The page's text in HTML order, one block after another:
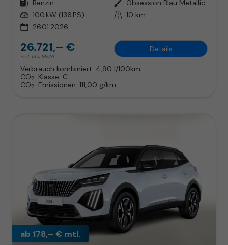
Kraftstoff Benzin Außenfarbe Obsession Blau Metallic
Leistung 100 kW (136 PS) Kilometerstand 10 km
26.01.2026
26.721,– €
incl. 19% MwSt.
Details
Verbrauch kombiniert: 4,90 l/100km
CO2-Klasse: C
CO2-Emissionen: 111,00 g/km
ab 178,– € mtl.